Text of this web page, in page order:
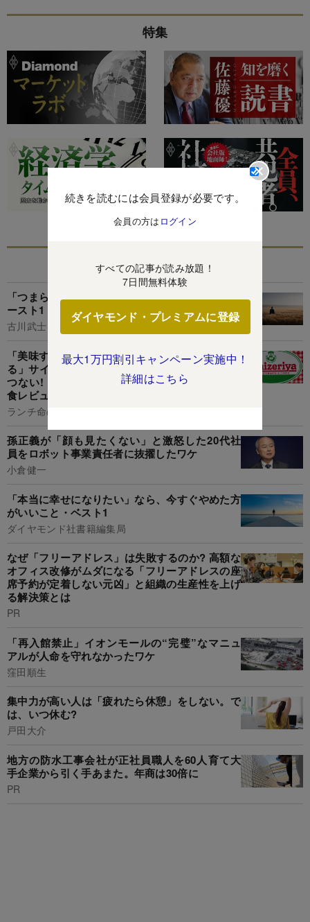
続きを読むには会員登録が必要です。
会員の方は ログイン
すべての記事が読み放題！
7日間無料体験
ダイヤモンド・プレミアムに登録
最大1万円割引キャンペーン実施中！
詳細はこちら
特集
あなたにおすすめ
「つまらない人生を送る人」に共通する特徴・ワ
ースト1
古川武士
「美味すぎてひっくり返った」「まじ無限に食え
る」サイゼリヤの“250円デザート”幸福感がえげ
つない!「行ったら食べずにはいられない」《実
食レビュー》
ランチ命の山盛くん
孫正義が「顔も見たくない」と激怒した20代社
員をロボット事業責任者に抜擢したワケ
小倉健一
「本当に幸せになりたい」なら、今すぐやめた方
がいいこと・ベスト1
ダイヤモンド社書籍編集局
なぜ「フリーアドレス」は失敗するのか? 高額な
オフィス改修がムダになる「フリーアドレスの座
席予約が定着しない元凶」と組織の生産性を上げ
る解決策とは
PR
「再入館禁止」イオンモールの“完璧”なマニュ
アルが人命を守れなかったワケ
窪田順生
集中力が高い人は「疲れたら休憩」をしない。で
は、いつ休む?
戸田大介
地方の防水工事会社が正社員職人を60人育て大
手企業から引く手あまた。年商は30倍に
PR